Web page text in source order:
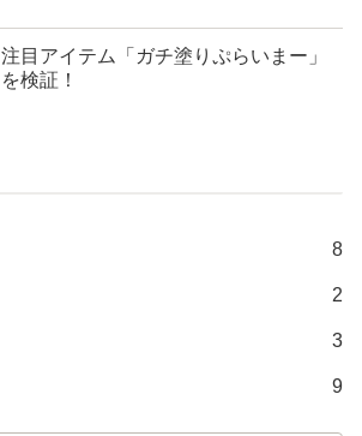
注目アイテム「ガチ塗りぷらいまー」
を検証！
8
2
3
9